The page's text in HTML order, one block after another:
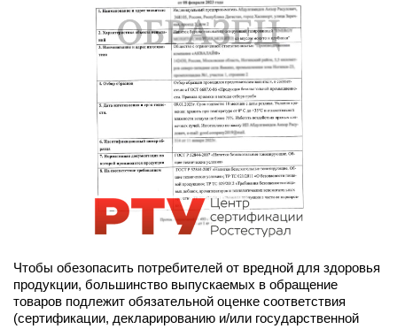
Чтобы обезопасить потребителей от вредной для здоровья
продукции, большинство выпускаемых в обращение
товаров подлежит обязательной оценке соответствия
(сертификации, декларированию и/или государственной